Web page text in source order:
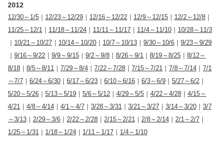
2012
12/30～1/5 ｜ 12/23～12/29 ｜ 12/16～12/22 ｜ 12/9～12/15 ｜ 12/2～12/8 ｜
11/25～12/1 ｜ 11/18～11/24 ｜ 11/11～11/17 ｜ 11/4～11/10 ｜ 10/28～11/3
｜ 10/21～10/27 ｜ 10/14～10/20 ｜ 10/7～10/13 ｜ 9/30～10/6 ｜ 9/23～9/29
｜ 9/16～9/22 ｜ 9/9～9/15 ｜ 9/2～9/8 ｜ 8/26～9/1 ｜ 8/19～8/25 ｜ 8/12～
8/18 ｜ 8/5～8/11 ｜ 7/29～8/4 ｜ 7/22～7/28 ｜ 7/15～7/21 ｜ 7/8～7/14 ｜ 7/1
～7/7 ｜ 6/24～6/30 ｜ 6/17～6/23 ｜ 6/10～6/16 ｜ 6/3～6/9 ｜ 5/27～6/2 ｜
5/20～5/26 ｜ 5/13～5/19 ｜ 5/6～5/12 ｜ 4/29～5/5 ｜ 4/22～4/28 ｜ 4/15～
4/21 ｜ 4/8～4/14 ｜ 4/1～4/7 ｜ 3/28～3/31 ｜ 3/21～3/27 ｜ 3/14～3/20 ｜ 3/7
～3/13 ｜ 2/29～3/6 ｜ 2/22～2/28 ｜ 2/15～2/21 ｜ 2/8～2/14 ｜ 2/1～2/7 ｜
1/25～1/31 ｜ 1/18～1/24 ｜ 1/11～1/17 ｜ 1/4～1/10